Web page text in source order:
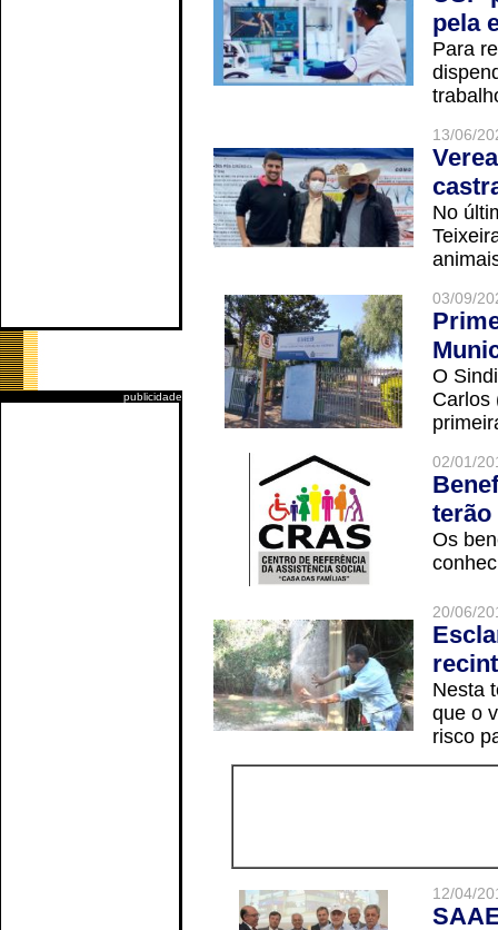
publicidade
pela
Para
13/06/
No
03/09/
O
Carlos
02/01/
terão
Os
20/06/
Nesta
que o
risco
12/04/